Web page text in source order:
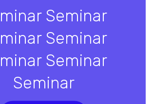
Seminar
Seminar
Seminar
Seminar